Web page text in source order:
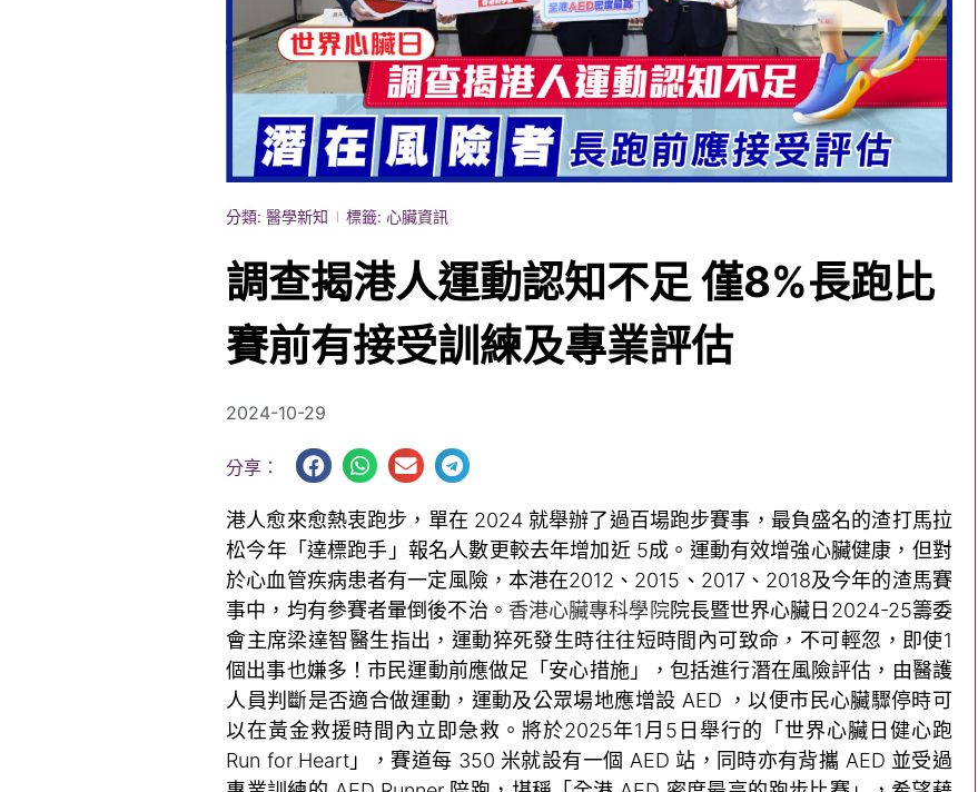
分類: 醫學新知 標籤: 心臟資訊
調查揭港人運動認知不足 僅8%長跑比
賽前有接受訓練及專業評估
2024-10-29
分享：
港人愈來愈熱衷跑步，單在 2024 就舉辦了過百場跑步賽事，最負盛名的渣打馬拉
松今年「達標跑手」報名人數更較去年增加近 5成。運動有效增強心臟健康，但對
於心血管疾病患者有一定風險，本港在2012、2015、2017、2018及今年的渣馬賽
事中，均有參賽者暈倒後不治。 香港心臟專科學院院長暨世界心臟日2024-25籌委
會主席梁達智醫生指出，運動猝死發生時往往短時間內可致命，不可輕忽，即使1
個出事也嫌多！市民運動前應做足「安心措施」，包括進行潛在風險評估，由醫護
人員判斷是否適合做運動，運動及公眾場地應增設 AED ，以便市民心臟驟停時可
以在黃金救援時間內立即急救。將於2025年1月5日舉行的「世界心臟日健心跑
Run for Heart」，賽道每 350 米就設有一個 AED 站，同時亦有背攜 AED 並受過